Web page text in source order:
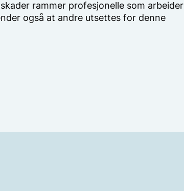
rammer profesjonelle som arbeider
også at andre utsettes for denne